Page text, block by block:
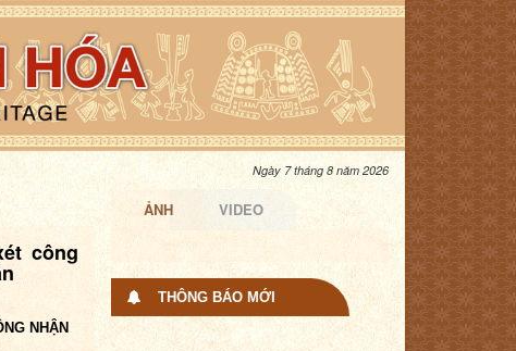
Ngày 7 tháng 8 năm 2026
công
NHẬN
ẢNH VIDEO
THÔNG BÁO MỚI